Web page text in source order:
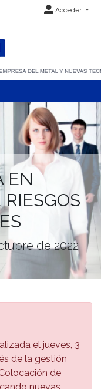
Acceder
EN
de 2022
el jueves, 3
de la gestión
de